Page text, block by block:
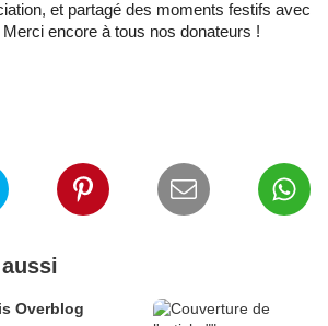
et partagé des moments festifs avec
encore à tous nos donateurs !
Article publié depuis Overblog